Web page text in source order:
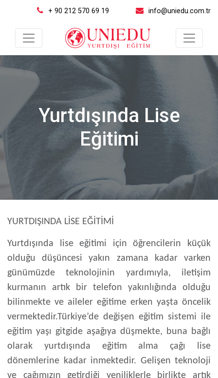
+ 90 212 570 69 19 info@uniedu.com.tr
Yurtdışında Lise
Eğitimi
YURTDIŞINDA LİSE EĞİTİMİ
Yurtdışında lise eğitimi için öğrencilerin küçük
olduğu düşüncesi yakın zamana kadar varken
günümüzde teknolojinin yardımıyla, iletişim
kurmanın artık bir telefon yakınlığında olduğu
bilinmekte ve aileler eğitime erken yaşta öncelik
vermektedir.Türkiye’de değişen eğitim sistemi ile
eğitim yaşı gitgide aşağıya düşmekte, buna bağlı
olarak yurtdışında eğitim alma çağı lise
dönemlerine kadar inmektedir. Gelişen teknoloji
ve çağımızın getirdiği yeniliklerle birlikte artık